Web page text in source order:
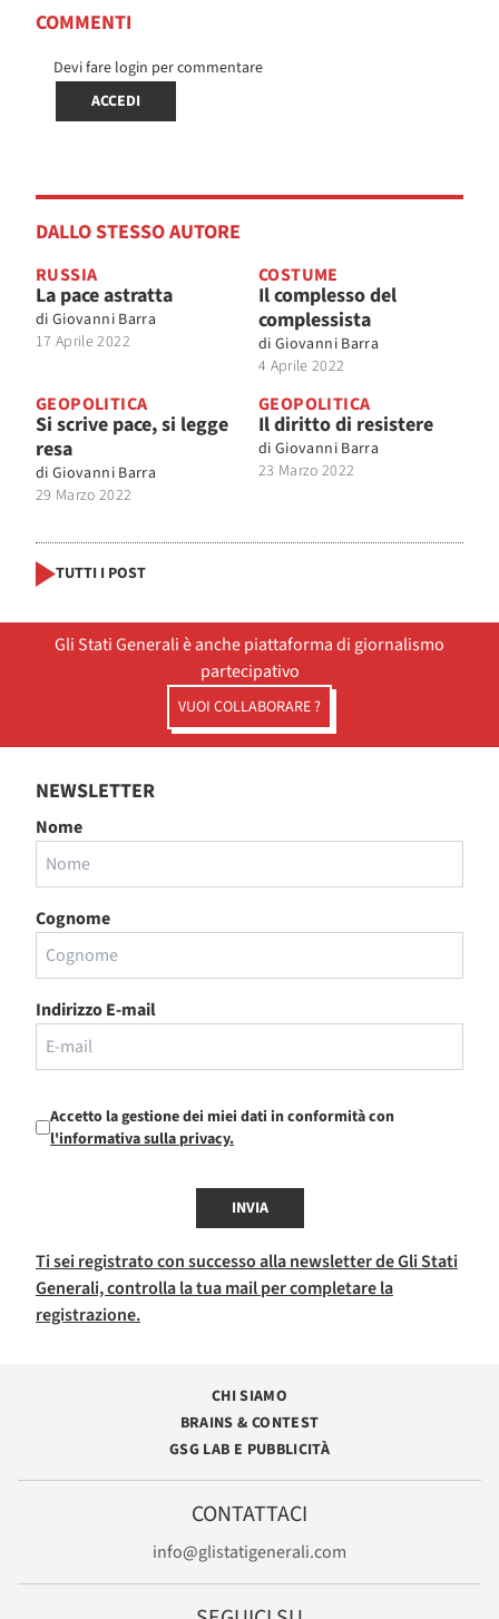
COMMENTI
Devi fare login per commentare
ACCEDI
DALLO STESSO AUTORE
RUSSIA
La pace astratta
di Giovanni Barra
17 Aprile 2022
COSTUME
Il complesso del
complessista
di Giovanni Barra
4 Aprile 2022
GEOPOLITICA
Si scrive pace, si legge
resa
di Giovanni Barra
29 Marzo 2022
GEOPOLITICA
Il diritto di resistere
di Giovanni Barra
23 Marzo 2022
TUTTI I POST
Gli Stati Generali è anche piattaforma di giornalismo
partecipativo
VUOI COLLABORARE ?
NEWSLETTER
Nome
Cognome
Indirizzo E-mail
Accetto la gestione dei miei dati in conformità con
l'informativa sulla privacy.
INVIA
Ti sei registrato con successo alla newsletter de Gli Stati
Generali, controlla la tua mail per completare la
registrazione.
CHI SIAMO
BRAINS & CONTEST
GSG LAB E PUBBLICITÀ
CONTATTACI
info@glistatigenerali.com